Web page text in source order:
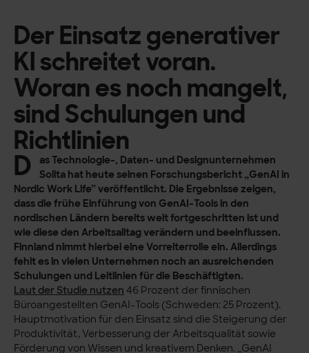
Der Einsatz generativer
KI schreitet voran.
Woran es noch mangelt,
sind Schulungen und
Richtlinien
D
as Technologie-, Daten- und Designunternehmen
Solita hat heute seinen Forschungsbericht „GenAI in
Nordic Work Life” veröffentlicht. Die Ergebnisse zeigen,
dass die frühe Einführung von GenAI-Tools in den
nordischen Ländern bereits weit fortgeschritten ist und
wie diese den Arbeitsalltag verändern und beeinflussen.
Finnland nimmt hierbei eine Vorreiterrolle ein. Allerdings
fehlt es in vielen Unternehmen noch an ausreichenden
Schulungen und Leitlinien für die Beschäftigten.
Laut der Studie nutzen 46 Prozent der finnischen
Büroangestellten GenAI-Tools (Schweden: 25 Prozent).
Hauptmotivation für den Einsatz sind die Steigerung der
Produktivität, Verbesserung der Arbeitsqualität sowie
Förderung von Wissen und kreativem Denken. „GenAI